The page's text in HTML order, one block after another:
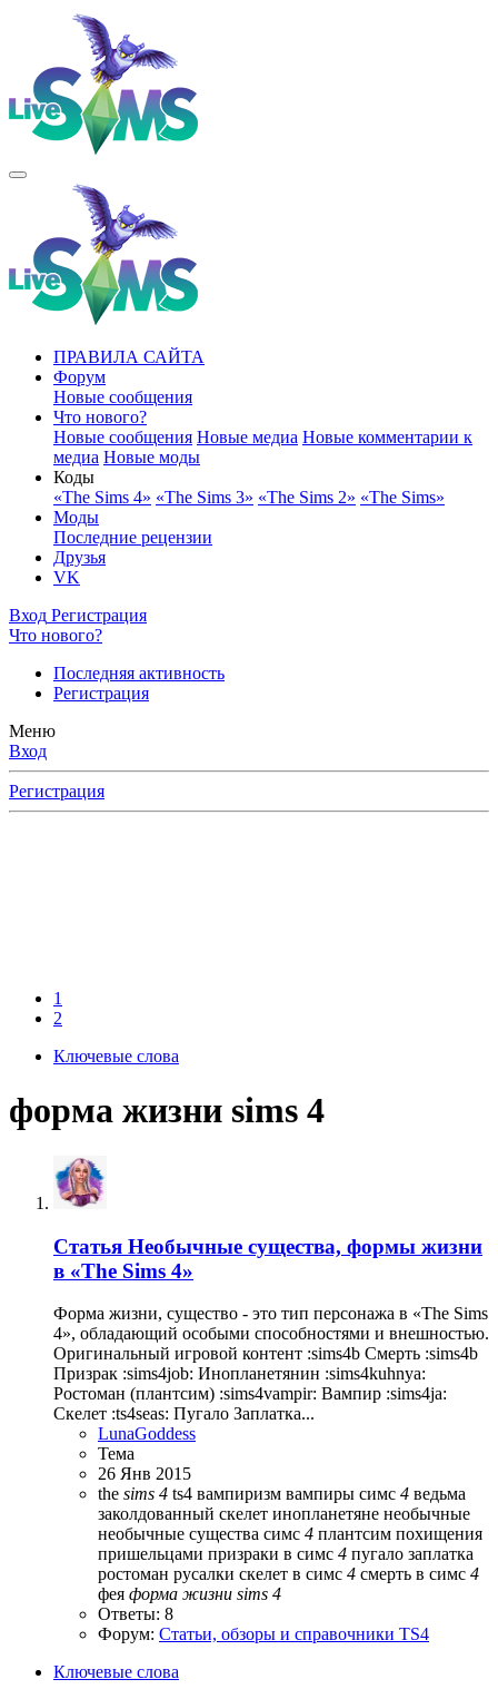
ПРАВИЛА САЙТА
Форум
Новые сообщения
Что нового?
Новые сообщения Новые медиа Новые комментарии к
медиа Новые моды
Коды
«The Sims 4» «The Sims 3» «The Sims 2» «The Sims»
Моды
Последние рецензии
Друзья
VK
Вход Регистрация
Что нового?
Последняя активность
Регистрация
Меню
Вход
Регистрация
1
2
Ключевые слова
форма жизни sims 4
Статья Необычные существа, формы жизни
в «The Sims 4»
Форма жизни, существо - это тип персонажа в «The Sims
4», обладающий особыми способностями и внешностью.
Оригинальный игровой контент :sims4b Смерть :sims4b
Призрак :sims4job: Инопланетянин :sims4kuhnya:
Ростоман (плантсим) :sims4vampir: Вампир :sims4ja:
Скелет :ts4seas: Пугало Заплатка...
LunaGoddess
Тема
26 Янв 2015
the sims 4 ts4 вампиризм вампиры симс 4 ведьма
заколдованный скелет инопланетяне необычные
необычные существа симс 4 плантсим похищения
пришельцами призраки в симс 4 пугало заплатка
ростоман русалки скелет в симс 4 смерть в симс 4
фея форма жизни sims 4
Ответы: 8
Форум: Статьи, обзоры и справочники TS4
Ключевые слова